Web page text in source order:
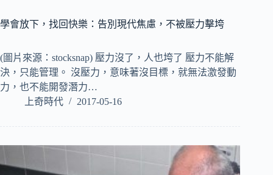
學會放下，找回快樂：告別現代焦慮，不被壓力擊垮
(圖片來源：stocksnap) 壓力沒了，人也垮了 壓力不能解
決，只能管理。 沒壓力，意味著沒目標，就無法激發動
力，也不能開發潛力…
上奇時代
2017-05-16